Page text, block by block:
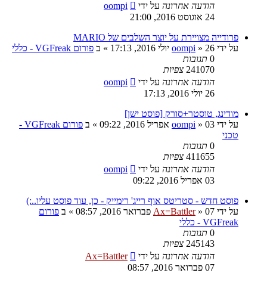
הודעה אחרונה על ידי
oompi
24 אוגוסט 2016, 21:00
פרודייה מצויירת על יוצר השלבים של MARIO
על ידי
oompi » 26 יולי 2016, 17:13 » ב פורום VGFreak - כללי
0 תגובות
241070 צפיות
הודעה אחרונה על ידי
oompi
26 יולי 2016, 17:13
מודינג, טוסטר+סורק [פוסט ישן]
על ידי
oompi » 03 אפריל 2016, 09:22 » ב
פורום VGFreak -
טכני
0 תגובות
411655 צפיות
הודעה אחרונה על ידי
oompi
03 אפריל 2016, 09:22
פוסט חדש - סטריטס אוף רייג' רימייק - כן, עוד פוסט עליו..:)
על ידי
Ax=Battler» 07 פברואר 2016, 08:57 » ב פורום
VGFreak - כללי
0 תגובות
245143 צפיות
הודעה אחרונה על ידי
Ax=Battler
07 פברואר 2016, 08:57